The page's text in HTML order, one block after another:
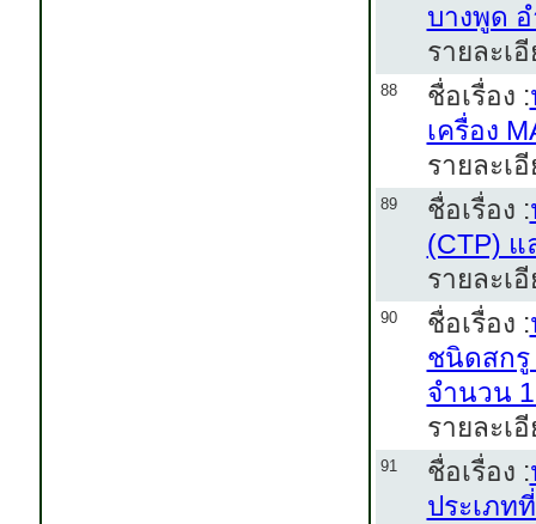
บางพูด
รายละเ
88 ชื่อเรื่อง :
เครื่อง
รายละเ
89 ชื่อเรื่อง :
(CTP) แ
รายละเ
90 ชื่อเรื่อง :
ชนิดสกรู
จำนวน 1
รายละเ
91 ชื่อเรื่อง :
ประเภท